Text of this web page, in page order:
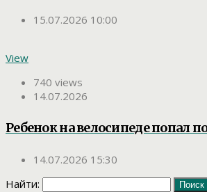
15.07.2026 10:00
View
740 views
14.07.2026
Ребенок на велосипеде попал
14.07.2026 15:30
Найти: